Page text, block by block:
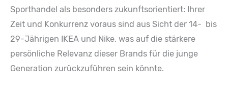
Sporthandel als besonders zukunftsorientiert: Ihrer
Zeit und Konkurrenz voraus sind aus Sicht der 14- bis
29-Jährigen IKEA und Nike, was auf die stärkere
persönliche Relevanz dieser Brands für die junge
Generation zurückzuführen sein könnte.